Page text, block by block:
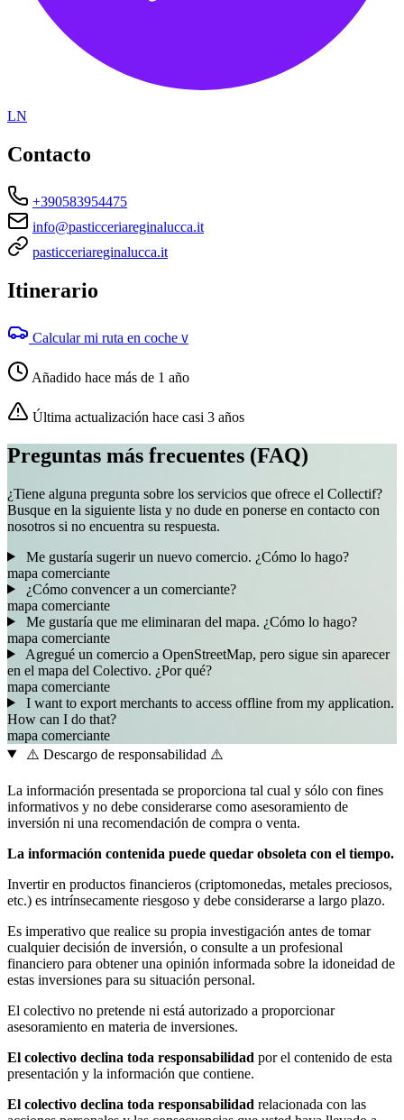
LN
Contacto
+390583954475
info@pasticceriareginalucca.it
pasticceriareginalucca.it
Itinerario
Calcular mi ruta en coche V
Añadido hace más de 1 año
Última actualización hace casi 3 años
Preguntas más frecuentes (FAQ)
¿Tiene alguna pregunta sobre los servicios que ofrece el Collectif?
Busque en la siguiente lista y no dude en ponerse en contacto con
nosotros si no encuentra su respuesta.
Me gustaría sugerir un nuevo comercio. ¿Cómo lo hago?
mapa comerciante
¿Cómo convencer a un comerciante?
mapa comerciante
Me gustaría que me eliminaran del mapa. ¿Cómo lo hago?
mapa comerciante
Agregué un comercio a OpenStreetMap, pero sigue sin aparecer
en el mapa del Colectivo. ¿Por qué?
mapa comerciante
I want to export merchants to access offline from my application.
How can I do that?
mapa comerciante
⚠️ Descargo de responsabilidad ⚠️
La información presentada se proporciona tal cual y sólo con fines
informativos y no debe considerarse como asesoramiento de
inversión ni una recomendación de compra o venta.
La información contenida puede quedar obsoleta con el tiempo.
Invertir en productos financieros (criptomonedas, metales preciosos,
etc.) es intrínsecamente riesgoso y debe considerarse a largo plazo.
Es imperativo que realice su propia investigación antes de tomar
cualquier decisión de inversión, o consulte a un profesional
financiero para obtener una opinión informada sobre la idoneidad de
estas inversiones para su situación personal.
El colectivo no pretende ni está autorizado a proporcionar
asesoramiento en materia de inversiones.
El colectivo declina toda responsabilidad por el contenido de esta
presentación y la información que contiene.
El colectivo declina toda responsabilidad relacionada con las